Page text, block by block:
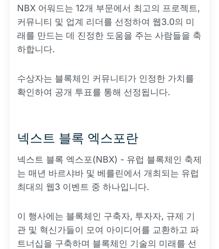
NBX 어워드는 12개 부문에서 최고의 프로젝트,
커뮤니티 및 업계 리더를 선정하여 웹3.0의 미
래를 만드는 데 진정한 도움을 주는 사람들을 축
하합니다.
수상자는 블록체인 커뮤니티가 인정한 가치를
확인하여 공개 투표를 통해 선정됩니다.
넥스트 블록 엑스포란
넥스트 블록 엑스포(NBX) - 유럽 블록체인 축제
는 매년 바르샤바 및 베를린에서 개최되는 유럽
최대의 웹3 이벤트 중 하나입니다.
이 행사에는 블록체인 구축자, 투자자, 규제 기
관 및 혁신가들이 모여 아이디어를 교환하고 파
트너십을 구축하며 블록체인 기술의 미래를 선